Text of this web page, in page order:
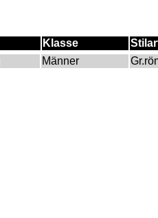
Klasse
Männer